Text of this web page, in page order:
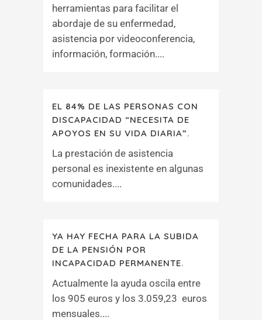
herramientas para facilitar el
abordaje de su enfermedad,
asistencia por videoconferencia,
información, formación....
EL 84% DE LAS PERSONAS CON
DISCAPACIDAD “NECESITA DE
APOYOS EN SU VIDA DIARIA”.
La prestación de asistencia
personal es inexistente en algunas
comunidades....
YA HAY FECHA PARA LA SUBIDA
DE LA PENSIÓN POR
INCAPACIDAD PERMANENTE.
Actualmente la ayuda oscila entre
los 905 euros y los 3.059,23 euros
mensuales....